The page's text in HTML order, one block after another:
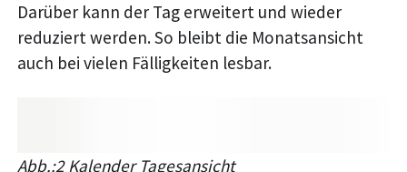
Darüber kann der Tag erweitert und wieder
reduziert werden. So bleibt die Monatsansicht
auch bei vielen Fälligkeiten lesbar.
Abb.:2 Kalender Tagesansicht